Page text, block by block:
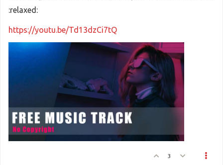
:relaxed:
https://youtu.be/Td13dzCi7tQ
3